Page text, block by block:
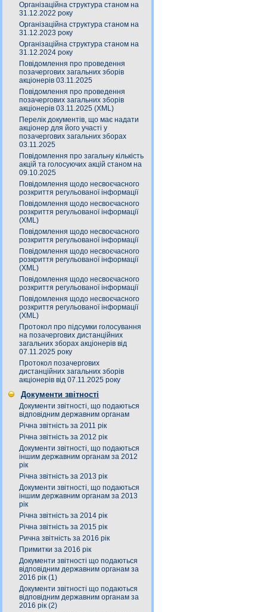
Організаційна структура станом на
31.12.2022 року
Організаційна структура станом на
31.12.2023 року
Організаційна структура станом на
31.12.2024 року
Повідомлення про проведення
позачергових загальних зборів
акціонерів 03.11.2025
Повідомлення про проведення
позачергових загальних зборів
акціонерів 03.11.2025 (XML)
Перелік документів, що має надати
акціонер для його участі у
позачергових загальних зборах
03.11.2025
Повідомлення про загальну кількість
акцій та голосуючих акцій станом на
09.10.2025
Повідомлення щодо несвоєчасного
розкриття регульованої інформації
Повідомлення щодо несвоєчасного
розкриття регульованої інформації
(XML)
Повідомлення щодо несвоєчасного
розкриття регульованої інформації
Повідомлення щодо несвоєчасного
розкриття регульованої інформації
(XML)
Повідомлення щодо несвоєчасного
розкриття регульованої інформації
Повідомлення щодо несвоєчасного
розкриття регульованої інформації
(XML)
Протокол про підсумки голосування
на позачергових дистанційних
загальних зборах акціонерів від
07.11.2025 року
Протокол позачергових
дистанційних загальних зборів
акціонерів від 07.11.2025 року
Документи звітності
Документи звітності, що подаються
відповідним державним органам
Річна звітність за 2011 рік
Річна звітність за 2012 рік
Документи звітності, що подаються
іншим державним органам за 2012
рік
Річна звітність за 2013 рік
Документи звітності, що подаються
іншим державним органам за 2013
рік
Річна звітність за 2014 рік
Річна звітність за 2015 рік
Рична звітність за 2016 рік
Примитки за 2016 рік
Документи звітності що подаються
відповідним державним органам за
2016 рік (1)
Документи звітності що подаються
відповідним державним органам за
2016 рік (2)